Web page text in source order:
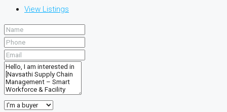
View Listings